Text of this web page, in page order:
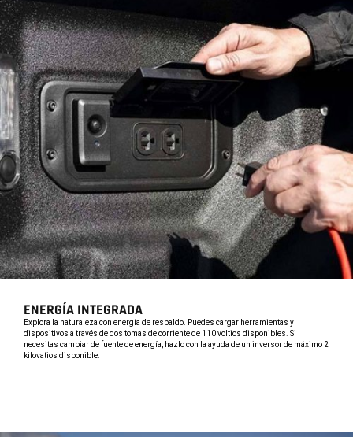
ENERGÍA INTEGRADA
,Explora la naturaleza con energía de respaldo. Puedes cargar herramientas y
dispositivos a través de dos tomas de corriente de 110 voltios disponibles. Si
necesitas cambiar de fuente de energía, hazlo con la ayuda de un inversor de máximo 2
kilovatios disponible.